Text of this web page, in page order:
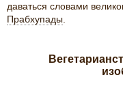
даваться словами
Прабхупады